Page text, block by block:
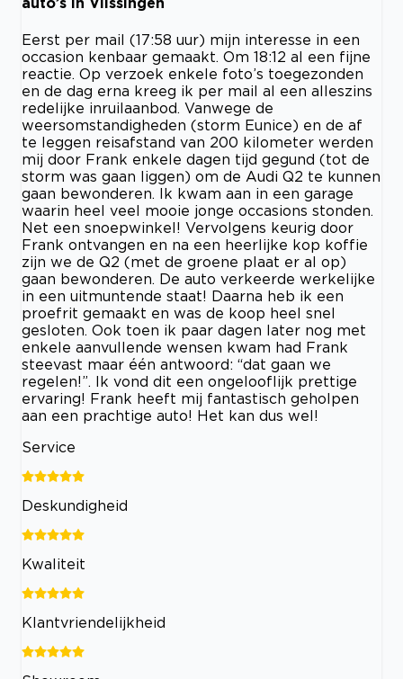
Eerst per mail (17:58 uur) mijn interesse in een
occasion kenbaar gemaakt. Om 18:12 al een fijne
reactie. Op verzoek enkele foto’s toegezonden
en de dag erna kreeg ik per mail al een alleszins
redelijke inruilaanbod. Vanwege de
weersomstandigheden (storm Eunice) en de af
te leggen reisafstand van 200 kilometer werden
mij door Frank enkele dagen tijd gegund (tot de
storm was gaan liggen) om de Audi Q2 te kunnen
gaan bewonderen. Ik kwam aan in een garage
waarin heel veel mooie jonge occasions stonden.
Net een snoepwinkel! Vervolgens keurig door
Frank ontvangen en na een heerlijke kop koffie
zijn we de Q2 (met de groene plaat er al op)
gaan bewonderen. De auto verkeerde werkelijke
in een uitmuntende staat! Daarna heb ik een
proefrit gemaakt en was de koop heel snel
gesloten. Ook toen ik paar dagen later nog met
enkele aanvullende wensen kwam had Frank
steevast maar één antwoord: “dat gaan we
regelen!”. Ik vond dit een ongelooflijk prettige
ervaring! Frank heeft mij fantastisch geholpen
aan een prachtige auto! Het kan dus wel!
Service
Deskundigheid
Kwaliteit
Klantvriendelijkheid